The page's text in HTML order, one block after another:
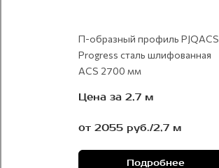
П-образный профиль PJQACS
Progress сталь шлифованная
ACS 2700 мм
Цена за 2,7 м
от 2055 руб./2,7 м
Подробнее